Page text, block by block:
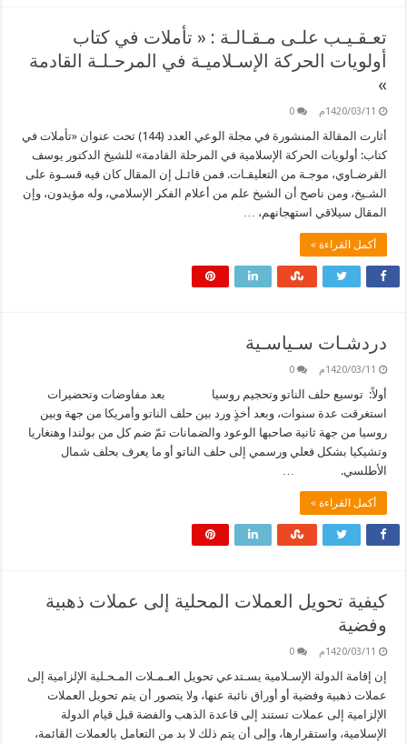
تعـقـيـب علـى مـقـالـة : « تأملات في كتاب
أولويات الحركة الإسـلاميـة في المرحـلـة القادمة
»
1420/03/11م 0
أثارت المقالة المنشورة في مجلة الوعي العدد (144) تحت عنوان «تأملات في
كتاب: أولويات الحركة الإسلامية في المرحلة القادمة» للشيخ الدكتور يوسف
القرضـاوي، موجـة من التعليقـات. فمن قائـل إن المقال كان فيه قسـوة على
الشـيخ، ومن ناصح أن الشيخ علم من أعلام الفكر الإسلامي، وله مؤيدون، وإن
المقال سيلاقي استهجانهم، …
أكمل القراءة »
دردشـات سـياسـية
1420/03/11م 0
أولاً: توسيع حلف الناتو وتحجيم روسيا بعد مفاوضات وتحضيرات
استغرقت عدة سنوات، وبعد أخذٍ ورد بين حلف الناتو وأمريكا من جهة وبين
روسيا من جهة ثانية صاحبها الوعود والضمانات تمّ ضم كل من بولندا وهنغاريا
وتشيكيا بشكل فعلي ورسمي إلى حلف الناتو أو ما يعرف بحلف شمال
الأطلسي. …
أكمل القراءة »
كيفية تحويل العملات المحلية إلى عملات ذهبية
وفضية
1420/03/11م 0
إن إقامة الدولة الإسـلامية يسـتدعي تحويل العـمـلات المـحـلية الإلزامية إلى
عملات ذهبية وفضية أو أوراق نائبة عنها، ولا يتصور أن يتم تحويل العملات
الإلزامية إلى عملات تستند إلى قاعدة الذهب والفضة قبل قيام الدولة
الإسلامية، واستقرارها، وإلى أن يتم ذلك لا بد من التعامل بالعملات القائمة،